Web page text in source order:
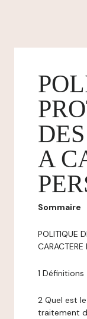
A
Sommaire
POLITIQUE
CARACTERE
1 Définitions
2 Quel est
traitement